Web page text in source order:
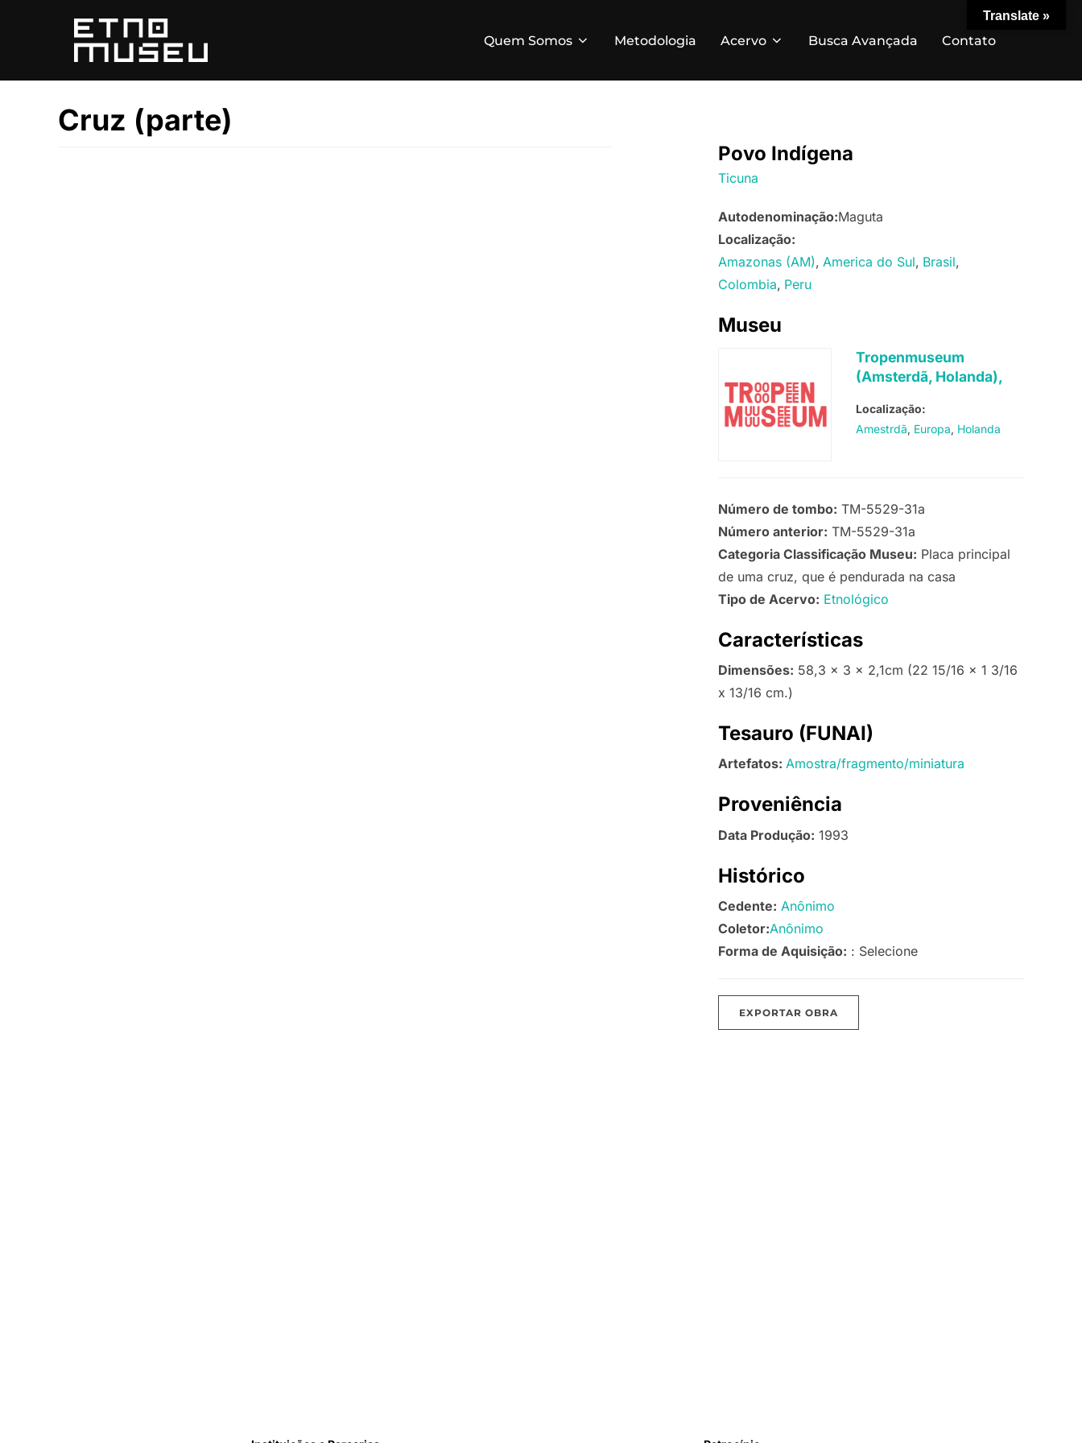
conteúdo
Quem Somos Metodologia Acervo Busca Avançada Contato
Cruz (parte)
Povo Indígena
Ticuna
Autodenominação:Maguta
Localização:
Amazonas (AM) America do Sul Brasil
Colombia Peru
Museu
Tropenmuseum
(Amsterdã, Holanda),
Localização:
Amestrdã Europa Holanda
Número de tombo: TM-5529-31a
Número anterior: TM-5529-31a
Categoria Classificação Museu: Placa principal
de uma cruz, que é pendurada na casa
Tipo de Acervo: Etnológico
Características
Dimensões: 58,3 x 3 x 2,1cm (22 15/16 x 1 3/16
x 13/16 cm.)
Tesauro (FUNAI)
Artefatos: Amostra/fragmento/miniatura
Proveniência
Data Produção: 1993
Histórico
Cedente: Anônimo
Coletor:Anônimo
Forma de Aquisição: : Selecione
EXPORTAR OBRA
Translate »